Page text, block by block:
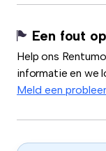
Een fout
Help ons
informatie en we
Meld een